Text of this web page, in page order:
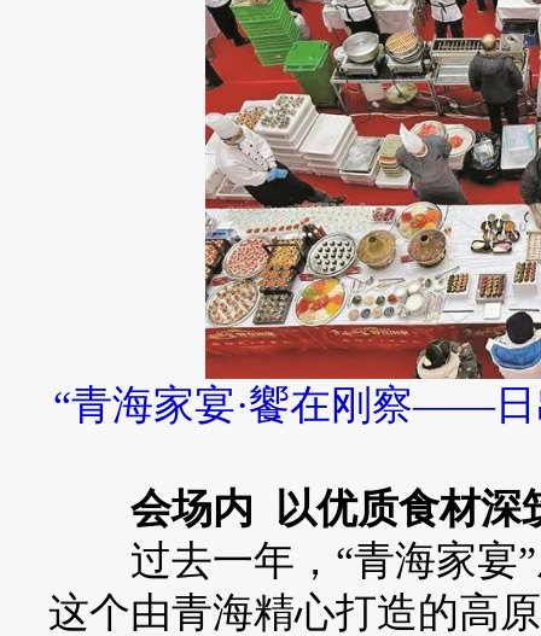
“青海家宴·饗在刚察——日
会场内 以优质食材深
过去一年，“青海家宴”
这个由青海精心打造的高